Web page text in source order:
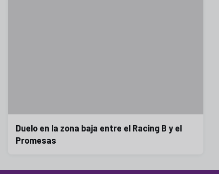
Duelo en la zona baja entre el Racing B y el
Promesas